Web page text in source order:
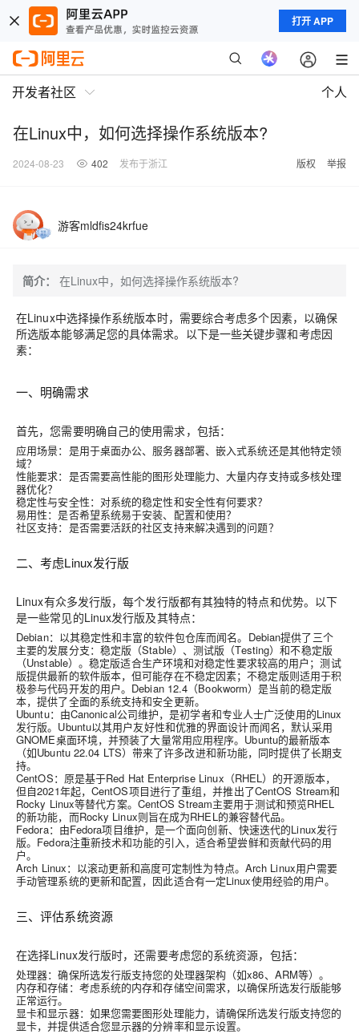
打开 APP
开发者社区 个人
在Linux中，如何选择操作系统版本?
2024-08-23 402 发布于浙江 版权 举报
游客mldfis24krfue
简介： 在Linux中，如何选择操作系统版本?
在Linux中选择操作系统版本时，需要综合考虑多个因素，以确保
所选版本能够满足您的具体需求。以下是一些关键步骤和考虑因
素：
一、明确需求
首先，您需要明确自己的使用需求，包括：
应用场景：是用于桌面办公、服务器部署、嵌入式系统还是其他特定领
域？
性能要求：是否需要高性能的图形处理能力、大量内存支持或多核处理
器优化？
稳定性与安全性：对系统的稳定性和安全性有何要求？
易用性：是否希望系统易于安装、配置和使用？
社区支持：是否需要活跃的社区支持来解决遇到的问题？
二、考虑Linux发行版
Linux有众多发行版，每个发行版都有其独特的特点和优势。以下
是一些常见的Linux发行版及其特点：
Debian：以其稳定性和丰富的软件包仓库而闻名。Debian提供了三个
主要的发展分支：稳定版（Stable）、测试版（Testing）和不稳定版
（Unstable）。稳定版适合生产环境和对稳定性要求较高的用户；测试
版提供最新的软件版本，但可能存在不稳定因素；不稳定版则适用于积
极参与代码开发的用户。Debian 12.4（Bookworm）是当前的稳定版
本，提供了全面的系统支持和安全更新。
Ubuntu：由Canonical公司维护，是初学者和专业人士广泛使用的Linux
发行版。Ubuntu以其用户友好性和优雅的界面设计而闻名，默认采用
GNOME桌面环境，并预装了大量常用应用程序。Ubuntu的最新版本
（如Ubuntu 22.04 LTS）带来了许多改进和新功能，同时提供了长期支
持。
CentOS：原是基于Red Hat Enterprise Linux（RHEL）的开源版本，
但自2021年起，CentOS项目进行了重组，并推出了CentOS Stream和
Rocky Linux等替代方案。CentOS Stream主要用于测试和预览RHEL
的新功能，而Rocky Linux则旨在成为RHEL的兼容替代品。
Fedora：由Fedora项目维护，是一个面向创新、快速迭代的Linux发行
版。Fedora注重新技术和功能的引入，适合希望尝鲜和贡献代码的用
户。
Arch Linux：以滚动更新和高度可定制性为特点。Arch Linux用户需要
手动管理系统的更新和配置，因此适合有一定Linux使用经验的用户。
三、评估系统资源
在选择Linux发行版时，还需要考虑您的系统资源，包括：
处理器：确保所选发行版支持您的处理器架构（如x86、ARM等）。
内存和存储：考虑系统的内存和存储空间需求，以确保所选发行版能够
正常运行。
显卡和显示器：如果您需要图形处理能力，请确保所选发行版支持您的
显卡，并提供适合您显示器的分辨率和显示设置。